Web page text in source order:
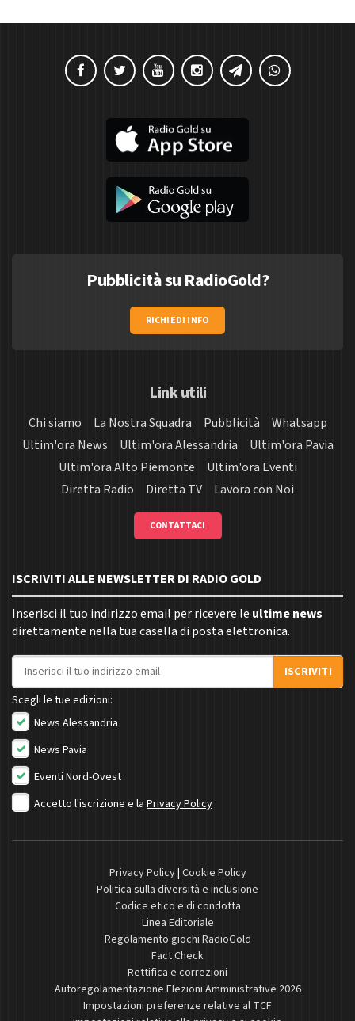
Pubblicità su RadioGold?
RICHIEDI INFO
Link utili
Chi siamo La Nostra Squadra Pubblicità
Whatsapp
Ultim'ora News
Ultim'ora Alessandria
Ultim'ora Pavia
Ultim'ora Alto Piemonte
Ultim'ora Eventi
Diretta Radio
Diretta TV Lavora con Noi
CONTATTACI
ISCRIVITI ALLE NEWSLETTER DI RADIO GOLD
Inserisci il tuo indirizzo email per ricevere le ultime news
direttamente nella tua casella di posta elettronica.
Indirizzo email
ISCRIVITI
Scegli le tue edizioni:
News Alessandria
News Pavia
Eventi Nord-Ovest
Accetto l'iscrizione e la Privacy Policy
Privacy Policy| Cookie Policy
Politica sulla diversità e inclusione
Codice etico e di condotta
Linea Editoriale
Regolamento giochi RadioGold
Fact Check
Rettifica e correzioni
Autoregolamentazione Elezioni Amministrative 2026
Impostazioni preferenze relative al TCF